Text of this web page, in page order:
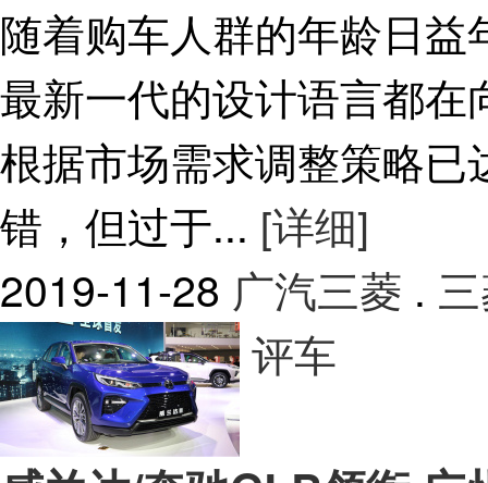
随着购车人群的年龄日
最新一代的设计语言都
根据市场需求调整策略
错，但过于... [详细]
2019-11-28 广汽三菱 .
评车